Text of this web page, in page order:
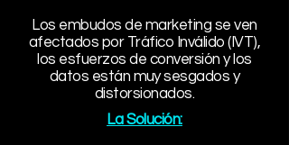
Los embudos de marketing se ven
afectados por Tráfico Inválido (IVT),
los esfuerzos de conversión y los
datos están muy sesgados y
distorsionados.
La Solución: